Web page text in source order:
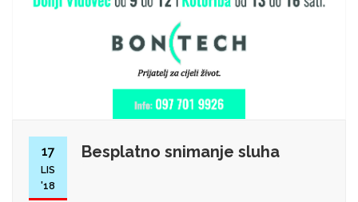
17
LIS
'18
Besplatno snimanje sluha